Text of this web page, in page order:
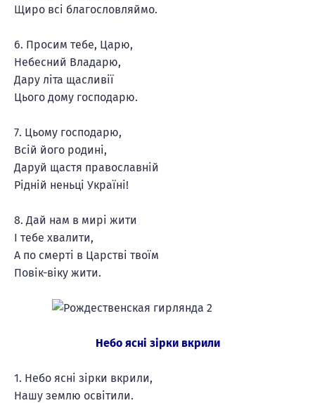
Щиро всі благословляймо.
6. Просим тебе, Царю,
Небесний Владарю,
Дару літа щасливії
Цього дому господарю.
7. Цьому господарю,
Всій його родині,
Даруй щастя православній
Рідній неньці Україні!
8. Дай нам в мирі жити
І тебе хвалити,
А по смерті в Царстві твоїм
Повік-віку жити.
Небо ясні зірки вкрили
1. Небо ясні зірки вкрили,
Нашу землю освітили.